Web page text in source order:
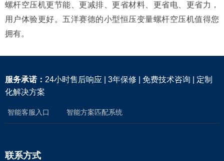
螺杆空压机更节能、更减排、更省材料、更省电、更省力，
用户体验更好。五洋赛德的小型恒压变量螺杆空压机值得您
拥有。
服务承诺： 24小时售后响应 | 3年保修 | 免费技术咨询 | 定制
化解决方案
智能客服入口 智能方案匹配系统
联系方式